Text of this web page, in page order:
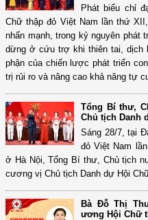
Phát biểu chỉ
Chữ thập đỏ Việt Nam lần thứ
nhấn mạnh, trong kỷ nguyên phát
dừng ở cứu trợ khi thiên tai, dịch
phận của chiến lược phát triển
trị rủi ro và nâng cao khả năng tự
Tổng Bí thư,
Chủ tịch Danh
Sáng 28/7, tại
đỏ Việt Nam
ở Hà Nội, Tổng Bí thư, Chủ tịch
cương vị Chủ tịch Danh dự Hội
Bà Đỗ Thị
ương Hội Chữ